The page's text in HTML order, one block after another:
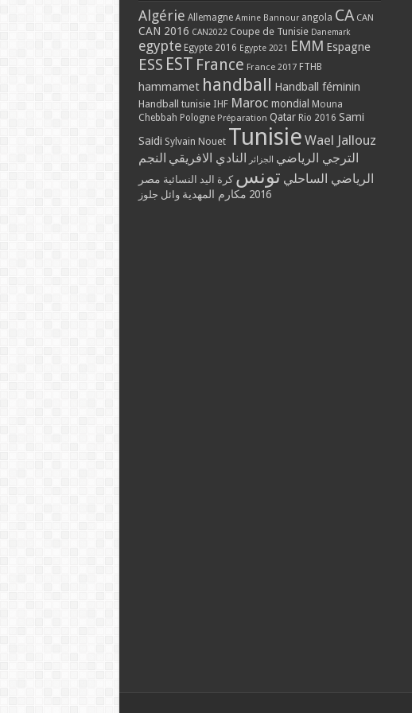
Algérie Allemagne Amine Bannour angola CA CAN
CAN 2016 CAN2022 Coupe de Tunisie Danemark
egypte Egypte 2016 Egypte 2021 EMM Espagne
ESS EST France France 2017 FTHB
hammamet handball Handball féminin
Handball tunisie IHF Maroc mondial Mouna
Chebbah Pologne Préparation Qatar Rio 2016 Sami
Saidi Sylvain Nouet Tunisie Wael Jallouz
الترجي الرياضي الجزائر النادي الافريقي النجم
الرياضي الساحلي تونس كرة اليد النسائية مصر
2016 مكارم المهدية وائل جلوز